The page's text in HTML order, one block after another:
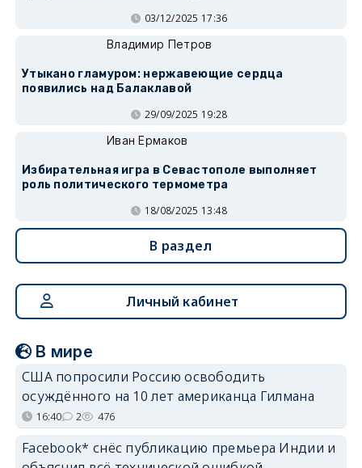
03/12/2025 17:36
Владимир Петров
Утыкано гламуром: нержавеющие сердца
появились над Балаклавой
29/09/2025 19:28
Иван Ермаков
Избирательная игра в Севастополе выполняет
роль политического термометра
18/08/2025 13:48
В раздел
Личный кабинет
В мире
США попросили Россию освободить
осуждённого на 10 лет американца Гилмана
16:40 2 476
Facebook* снёс публикацию премьера Индии и